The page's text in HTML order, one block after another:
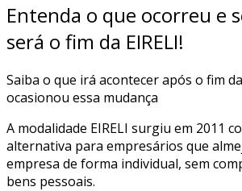
Entenda o que ocorreu e
será o fim da EIRELI!
Saiba o que irá acontecer após o fim
ocasionou essa mudança
A modalidade EIRELI surgiu em 2011
alternativa para empresários que
empresa de forma individual, sem
bens pessoais.